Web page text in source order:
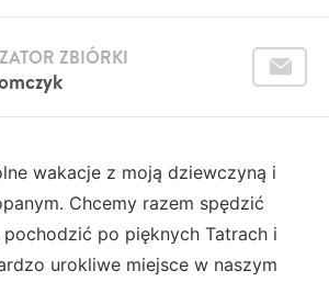
ZBIÓRKI
wakacje z moją dziewczyną i
Chcemy razem spędzić
po pięknych Tatrach i
urokliwe miejsce w naszym